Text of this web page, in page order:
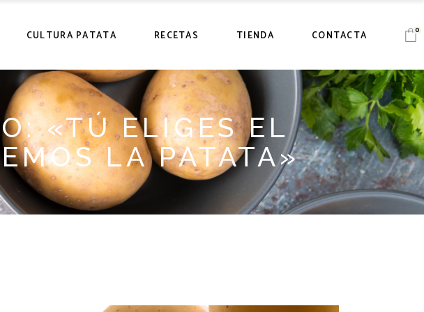
CULTURA PATATA RECETAS TIENDA CONTACTA 0
«TÚ ELIGES EL
LA PATATA»